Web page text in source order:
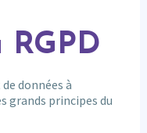
RGPD
données à
grands principes du